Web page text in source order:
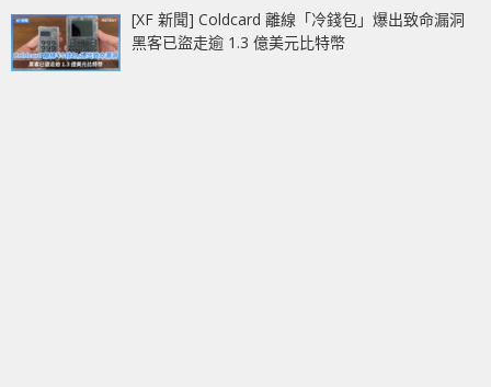
[XF 新聞] Coldcard 離線「冷錢包」爆出致命漏洞
黑客已盜走逾 1.3 億美元比特幣